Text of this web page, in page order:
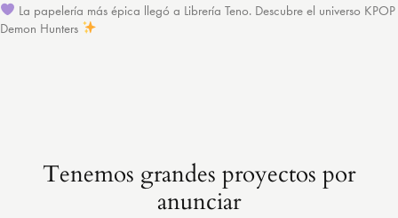
La papelería más épica llegó a Librería Teno. Descubre el universo KPOP
Demon Hunters
Tenemos grandes proyectos por
anunciar